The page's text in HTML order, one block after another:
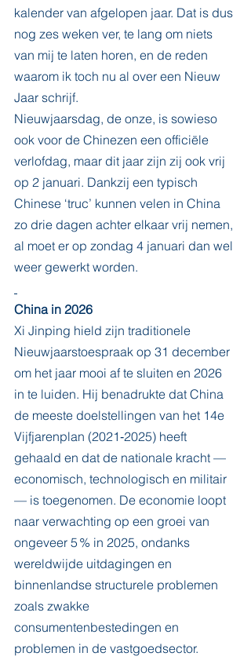
kalender van afgelopen jaar. Dat is dus
nog zes weken ver, te lang om niets
van mij te laten horen, en de reden
waarom ik toch nu al over een Nieuw
Jaar schrijf.
Nieuwjaarsdag, de onze, is sowieso
ook voor de Chinezen een officiële
verlofdag, maar dit jaar zijn zij ook vrij
op 2 januari. Dankzij een typisch
Chinese ‘truc’ kunnen velen in China
zo drie dagen achter elkaar vrij nemen,
al moet er op zondag 4 januari dan wel
weer gewerkt worden.
China in 2026
Xi Jinping hield zijn traditionele
Nieuwjaarstoespraak op 31 december
om het jaar mooi af te sluiten en 2026
in te luiden. Hij benadrukte dat China
de meeste doelstellingen van het 14e
Vijfjarenplan (2021‑2025) heeft
gehaald en dat de nationale kracht —
economisch, technologisch en militair
— is toegenomen. De economie loopt
naar verwachting op een groei van
ongeveer 5 % in 2025, ondanks
wereldwijde uitdagingen en
binnenlandse structurele problemen
zoals zwakke
consumentenbestedingen en
problemen in de vastgoedsector.